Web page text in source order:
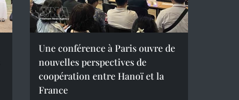
Une conférence à Paris ouvre de
nouvelles perspectives de
coopération entre Hanoï et la
France